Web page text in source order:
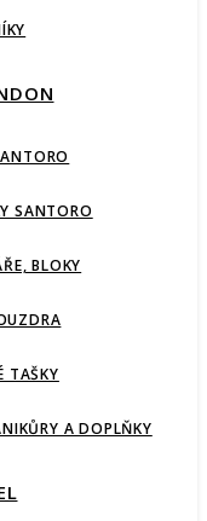
SANTORO
BLOKY
TAŠKY
A DOPLŇKY